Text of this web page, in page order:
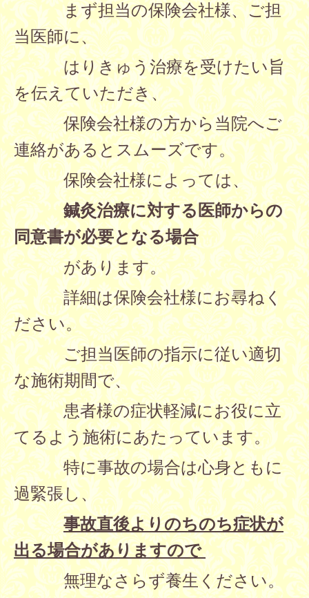
まず担当の保険会社様、ご担
当医師に、
はりきゅう治療を受けたい旨
を伝えていただき、
保険会社様の方から当院へご
連絡があるとスムーズです。
保険会社様によっては、
鍼灸治療に対する医師からの
同意書が必要となる場合
があります。
詳細は保険会社様にお尋ねく
ださい。
ご担当医師の指示に従い適切
な施術期間で、
患者様の症状軽減にお役に立
てるよう施術にあたっています。
特に事故の場合は心身ともに
過緊張し、
事故直後よりのちのち症状が
出る場合がありますので
無理なさらず養生ください。